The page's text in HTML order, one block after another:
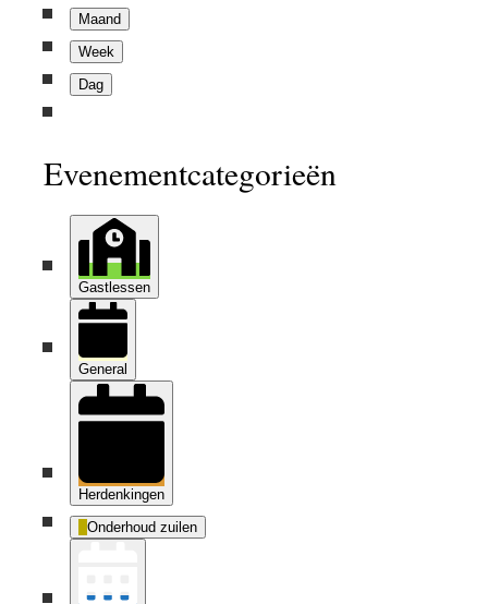
Maand
Week
Dag
Evenementcategorieën
Gastlessen
General
Herdenkingen
Onderhoud zuilen